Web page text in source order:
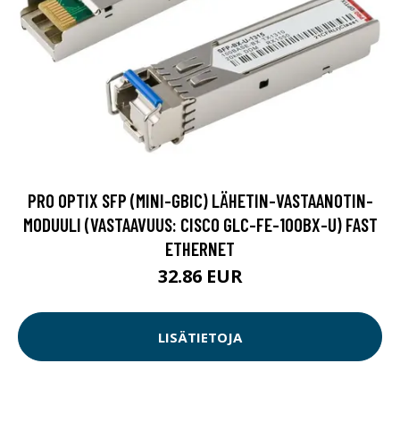
PRO OPTIX SFP (MINI-GBIC) LÄHETIN-VASTAANOTIN-
MODUULI (VASTAAVUUS: CISCO GLC-FE-100BX-U) FAST
ETHERNET
32.86 EUR
LISÄTIETOJA